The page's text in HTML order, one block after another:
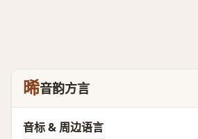
晞音韵方言
音标 & 周边语言